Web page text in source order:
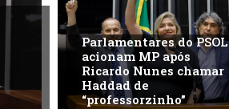
Parlamentares do PSOL
acionam MP após
Ricardo Nunes chamar
Haddad de
“professorzinho”